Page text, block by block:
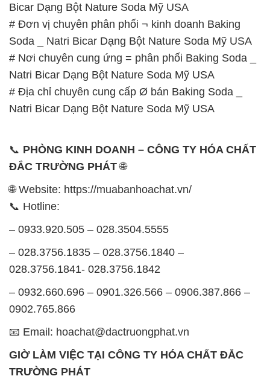
Bicar Dạng Bột Nature Soda Mỹ USA
# Đơn vị chuyên phân phối ¬ kinh doanh Baking
Soda _ Natri Bicar Dạng Bột Nature Soda Mỹ USA
# Nơi chuyên cung ứng = phân phối Baking Soda _
Natri Bicar Dạng Bột Nature Soda Mỹ USA
# Địa chỉ chuyên cung cấp Ø bán Baking Soda _
Natri Bicar Dạng Bột Nature Soda Mỹ USA
📞 PHÒNG KINH DOANH – CÔNG TY HÓA CHẤT
ĐẮC TRƯỜNG PHÁT🌐
🌐 Website: https://muabanhoachat.vn/
📞 Hotline:
– 0933.920.505 – 028.3504.5555
– 028.3756.1835 – 028.3756.1840 –
028.3756.1841- 028.3756.1842
– 0932.660.696 – 0901.326.566 – 0906.387.866 –
0902.765.866
📧 Email: hoachat@dactruongphat.vn
GIỜ LÀM VIỆC TẠI CÔNG TY HÓA CHẤT ĐẮC
TRƯỜNG PHÁT